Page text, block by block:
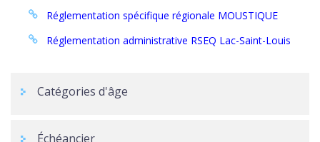
Réglementation spécifique régionale MOUSTIQUE
Réglementation administrative RSEQ Lac-Saint-Louis
Catégories d'âge
Échéancier